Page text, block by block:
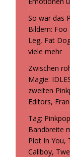
So war das
Bildern: Foo
Leg, Fat
viele mehr
Zwischen
Magie:
zweiten
Editors,
Tag:
Bandbreite
Plot In You,
Callboy,